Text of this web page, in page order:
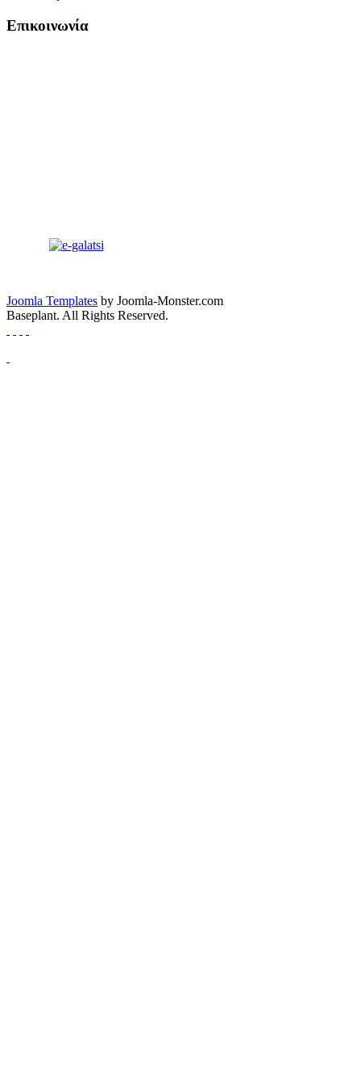
Επικοινωνία
Joomla Templates by Joomla-Monster.com
Baseplant. All Rights Reserved.